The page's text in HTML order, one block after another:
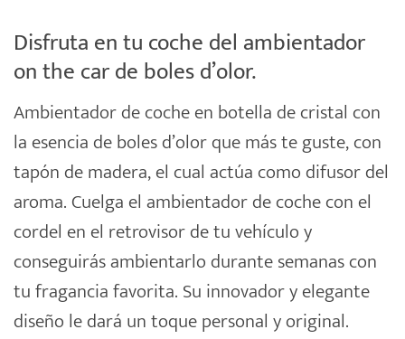
Disfruta en tu coche del ambientador
on the car de boles d’olor.
Ambientadorde coche en botella de cristal con
la esencia deboles d’olorque más te guste, con
tapón de madera, el cual actúa como difusor del
aroma. Cuelga el ambientador de coche con el
cordel en el retrovisor de tu vehículo y
conseguirás ambientarlo durante semanas con
tu fragancia favorita. Su innovador y elegante
diseño le dará un toque personal y original.